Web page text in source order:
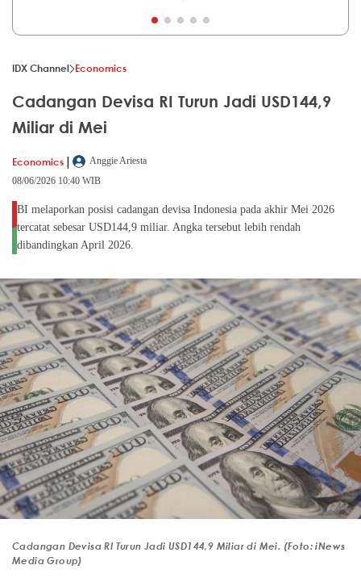
IDX Channel Economics
Cadangan Devisa RI Turun Jadi USD144,9
Miliar di Mei
Economics |
Anggie Ariesta
08/06/2026 10:40 WIB
BI melaporkan posisi cadangan devisa Indonesia pada akhir Mei 2026
tercatat sebesar USD144,9 miliar. Angka tersebut lebih rendah
dibandingkan April 2026.
Cadangan Devisa RI Turun Jadi USD144,9 Miliar di Mei. (Foto: iNews
Media Group)